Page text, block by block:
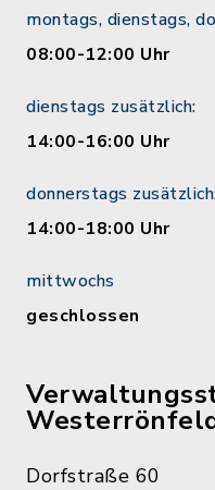
montags, dienstags,
08:00-12:00 Uhr
dienstags zusätzlich:
14:00-16:00 Uhr
donnerstags
14:00-18:00 Uhr
mittwochs
geschlossen
Dorfstraße 60